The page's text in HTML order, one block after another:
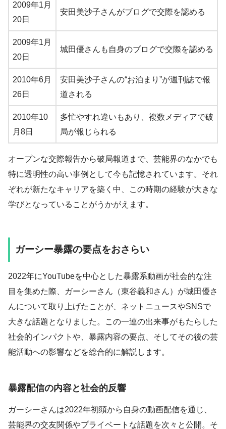
2009年1月
20日
安田美沙子さんがブログで交際を認める
2009年1月
20日
城田優さんも自身のブログで交際を認める
2010年6月
26日
安田美沙子さんの“お泊まり”が週刊誌で報
道される
2010年10
月8日
多忙やすれ違いもあり、複数メディアで破
局が報じられる
オープンな交際報告から破局報道まで、芸能界のなかでも
特に透明性の高い事例として今も記憶されています。それ
ぞれが新たなキャリアを築く中、この時期の経験が大きな
学びとなっていることがうかがえます。
ガーシー暴露の要点をおさらい
2022年にYouTubeを中心とした暴露系動画が社会的な注
目を集めた際、ガーシーさん（東谷義和さん）が城田優さ
んについて取り上げたことが、ネットニュースやSNSで
大きな話題となりました。この一連の出来事がもたらした
社会的インパクトや、暴露内容の要点、そしてその後の芸
能活動への影響などを総合的に解説します。
暴露配信の内容と社会的反響
ガーシーさんは2022年初頭から自身の動画配信を通じ、
芸能界の交友関係やプライベートな話題を次々と公開。そ